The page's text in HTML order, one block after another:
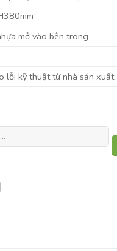
mở vào bên trong
lỗi kỹ thuật từ nhà sản xuất